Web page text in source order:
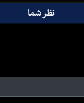
نظر شما